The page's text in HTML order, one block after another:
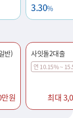
3.30%
반)
원
사잇돌2대출
연 10.15% ~
최대